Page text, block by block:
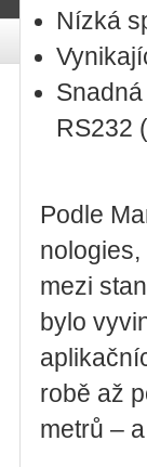
Nízká
RS232
Podle
mezi
bylo
ro­bě až
metrů –